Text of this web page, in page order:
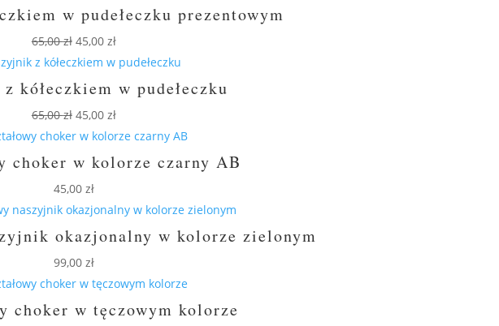
w pudełeczku prezentowym
65,00zł Pierwotna
cena
wynosiła:
45,00 złAktualna
cena
kółeczkiem w pudełeczku
65,00zł Pierwotna
cena
wynosiła:
45,00 złAktualna
cena
choker w kolorze czarny AB
45,00 zł
okazjonalny w kolorze zielonym
99,00 zł
choker w tęczowym kolorze